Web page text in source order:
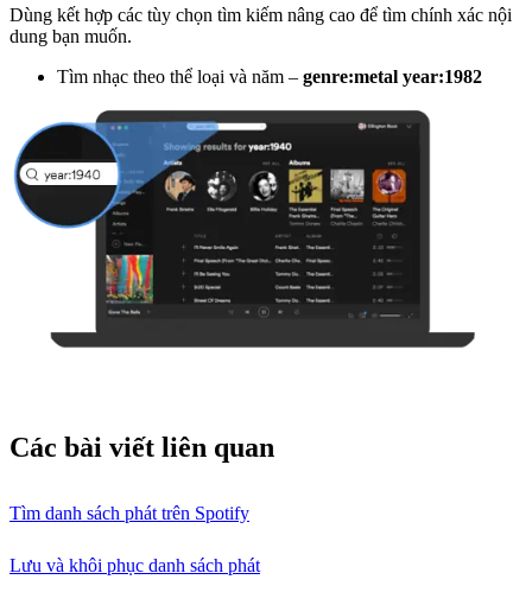
Dùng kết hợp các tùy chọn tìm kiếm nâng cao để tìm chính xác nội
dung bạn muốn.
Tìm nhạc theo thể loại và năm – genre:metal year:1982
Các bài viết liên quan
Tìm danh sách phát trên Spotify
Lưu và khôi phục danh sách phát